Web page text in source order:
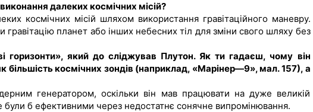
далеких космічних місій?
космічних місій шляхом використання гравітаційного маневру.
планет або інших небесних тіл для зміни свого шляху без
горизонти», який до сліджував Плутон. Як ти гадаєш, чому він
космічних зондів (наприклад, «Марінер—9», мал. 157), а
генератором, оскільки він мав працювати на дуже великій
були б ефективними через недостатнє сонячне випромінювання.